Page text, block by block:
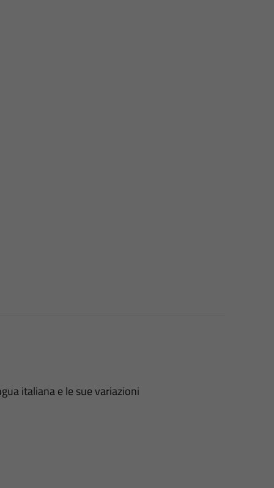
italiana e le sue variazioni